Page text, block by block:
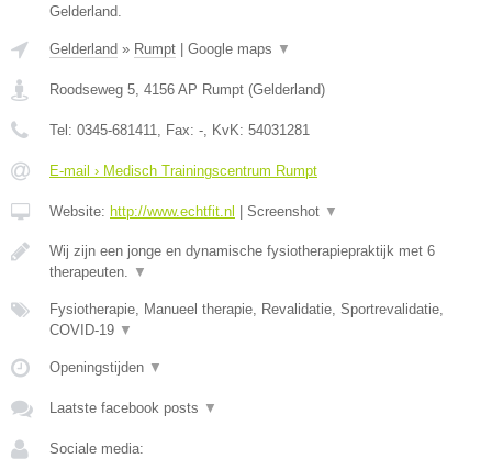
Gelderland.
Gelderland » Rumpt | Google maps ▼
Roodseweg 5 4156 AP Rumpt (Gelderland)
Tel: 0345-681411 , Fax: - , KvK: 54031281
E-mail › Medisch Trainingscentrum Rumpt
Website: http://www.echtfit.nl | Screenshot ▼
Wij zijn een jonge en dynamische fysiotherapiepraktijk met 6
therapeuten.
▼
Fysiotherapie, Manueel therapie, Revalidatie, Sportrevalidatie,
COVID-19 ▼
Openingstijden ▼
Laatste facebook posts ▼
Sociale media: